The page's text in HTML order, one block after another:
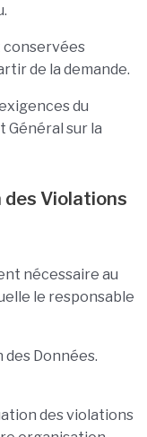
conservées
de la demande.
du
Général sur la
Violations
nécessaire au
le responsable
Données.
des violations